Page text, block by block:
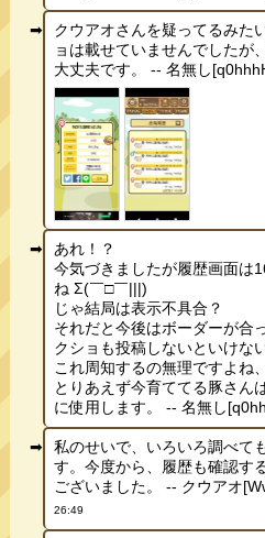
クウアオさんを疑ってるみた
ョは載せていませんでしたが
大丈夫です。 -- 名無し
あれ！？
今気づきましたが履歴画面は
ね Σ(￣□￣|||)
じゃ結局は表示不具合？
それだと今後はボーダーが合
クショも投稿しないといけな
これ周知するの無理ですよね
とりあえず今育ててる豚さん
に使用します。 -- 名無し
私のせいで、いろいろ調べて
す。今度から、履歴も確認す
ございました。 -- クウアオ
26:49